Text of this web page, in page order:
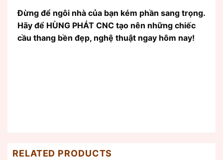
Đừng để ngôi nhà của bạn kém phần sang trọng.
Hãy để HÙNG PHÁT CNC tạo nên những chiếc
cầu thang bền đẹp, nghệ thuật ngay hôm nay!
RELATED PRODUCTS